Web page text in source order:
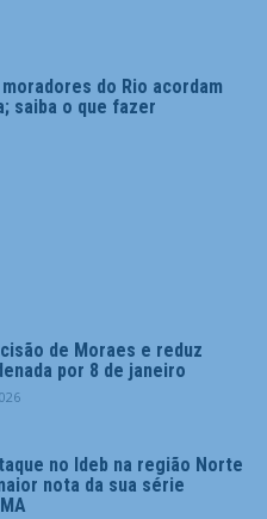
do Rio acordam
saiba o que fazer
de Moraes e reduz
por 8 de janeiro
no Ideb na região Norte
nota da sua série